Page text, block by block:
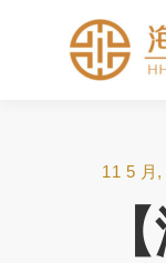
11 5 月